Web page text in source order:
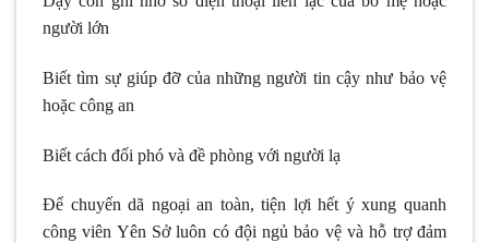
người lớn
Biết tìm sự giúp đỡ của những người tin cậy như bảo vệ
hoặc công an
Biết cách đối phó và đề phòng với người lạ
Để chuyến dã ngoại an toàn, tiện lợi hết ý xung quanh
công viên Yên Sở luôn có đội ngủ bảo vệ và hỗ trợ đảm